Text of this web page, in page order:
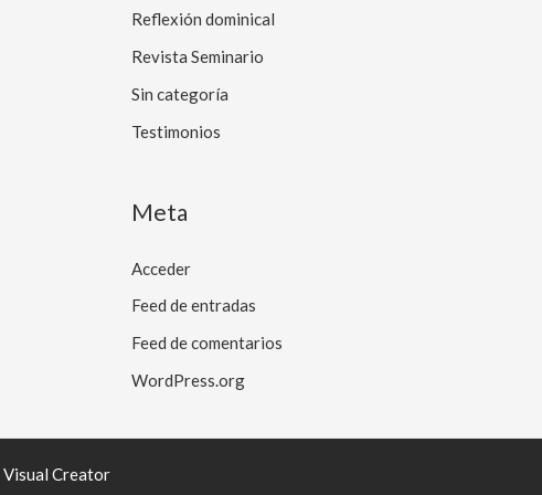
Reflexión dominical
Revista Seminario
Sin categoría
Testimonios
Meta
Acceder
Feed de entradas
Feed de comentarios
WordPress.org
Visual Creator